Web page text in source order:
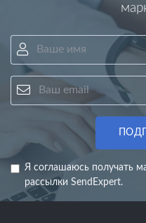
Я соглашаюсь получать
рассылки SendExpert.